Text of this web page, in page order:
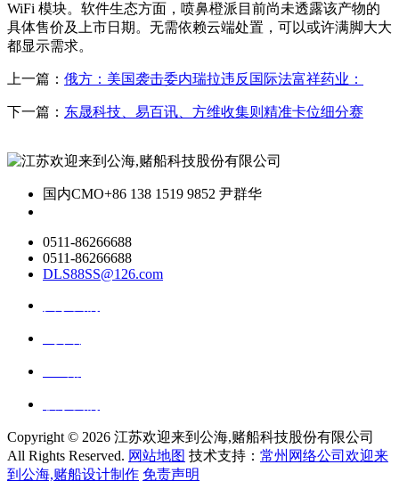
WiFi 模块。软件生态方面，喷鼻橙派目前尚未透露该产物的
具体售价及上市日期。无需依赖云端处置，可以或许满脚大大
都显示需求。
上一篇： 俄方：美国袭击委内瑞拉违反国际法富祥药业：
下一篇： 东晟科技、易百讯、方维收集则精准卡位细分赛
国内CMO+86 138 1519 9852 尹群华
0511-86266688
0511-86266688
DLS88SS@126.com
Copyright © 2026 江苏欢迎来到公海,赌船科技股份有限公司
All Rights Reserved. 网站地图 技术支持： 常州网络公司欢迎来
到公海,赌船设计制作 免责声明